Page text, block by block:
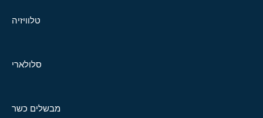
טלוויזיה
סלולארי
מבשלים כשר